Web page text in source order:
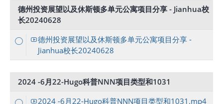
德州投资展望以及休斯顿多单元公寓项目分享 - Jianhua校
长20240628
德州投资展望以及休斯顿多单元公寓项目分享 -
Jianhua校长20240628
2024 -6月22-Hugo科普NNN项目类型和1031
2024 -6月22-Hugo科普NNN项目类型和1031.mp4